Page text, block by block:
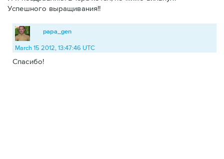
Успешного выращивания!!
papa_gen
March 15 2012, 13:47:46 UTC
Спасибо!